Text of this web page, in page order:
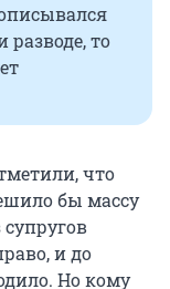
разводе, то
что
бы массу
и до
Но кому